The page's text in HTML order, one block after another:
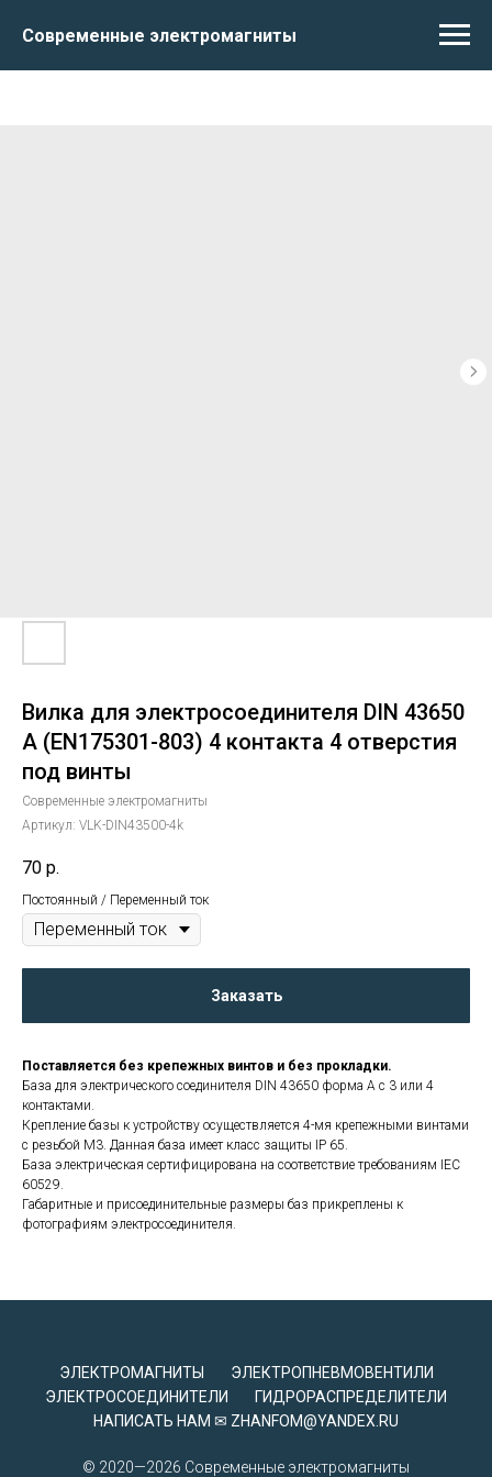
Современные электромагниты
Вилка для электросоединителя DIN 43650
A (EN175301-803) 4 контакта 4 отверстия
под винты
Современные электромагниты
Артикул: VLK-DIN43500-4k
70 р.
Постоянный / Переменный ток
Заказать
Поставляется без крепежных винтов и без прокладки.
База для электрического соединителя DIN 43650 форма A с 3 или 4
контактами.
Крепление базы к устройству осуществляется 4-мя крепежными винтами
с резьбой М3. Данная база имеет класс защиты IP 65.
База электрическая сертифицирована на соответствие требованиям IEC
60529.
Габаритные и присоединительные размеры баз прикреплены к
фотографиям электросоединителя.
ЭЛЕКТРОМАГНИТЫ
ЭЛЕКТРОПНЕВМОВЕНТИЛИ
ЭЛЕКТРОСОЕДИНИТЕЛИ
ГИДРОРАСПРЕДЕЛИТЕЛИ
НАПИСАТЬ НАМ ✉ ZHANFOM@YANDEX.RU
© 2020—2026 Современные электромагниты